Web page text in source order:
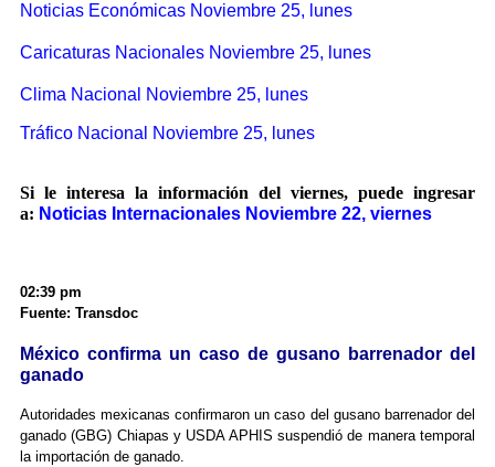
Noticias Económicas Noviembre 25, lunes
Caricaturas Nacionales Noviembre 25, lunes
Clima Nacional Noviembre 25, lunes
Tráfico Nacional Noviembre 25, lunes
Si le interesa la información del viernes, puede ingresar
a: Noticias Internacionales Noviembre 22, viernes
02:39 pm
Fuente: Transdoc
México confirma un caso de gusano barrenador del
ganado
Autoridades mexicanas confirmaron un caso del gusano barrenador del
ganado (GBG) Chiapas y USDA APHIS suspendió de manera temporal
la importación de ganado.